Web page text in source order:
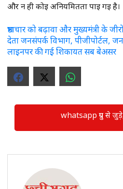
और न ही कोई अनियमितता पाई गई है।
भ्रष्टाचार को बढ़ावा और मुख्यमंत्री के
देता जनसंपर्क विभाग, पीजीपोर्टल,
लाइनपर की गई शिकायत सब बेअसर
whatsapp ग्रुप से